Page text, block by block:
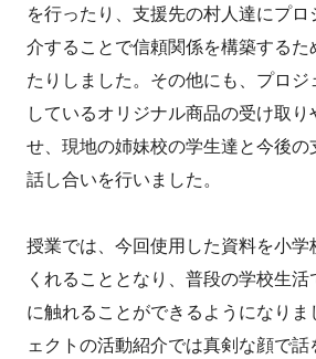
を行ったり、支援先の村人達にプ
介することで信頼関係を構築するた
たりしました。その他にも、プロジ
しているオリジナル商品の受け取
せ、現地の姉妹校の学生達と今後の
話し合いを行いました。
授業では、今回使用した資料を小学
くれることとなり、普段の学校生
に触れることができるようになりま
ェクトの活動紹介では真剣な顔で話